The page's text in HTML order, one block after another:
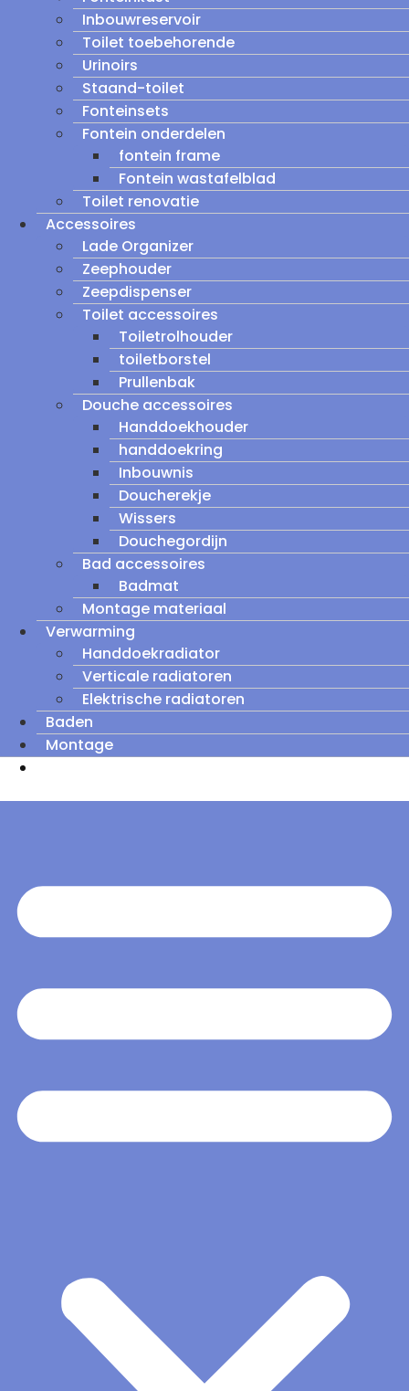
Inbouwreservoir
Toilet toebehorende
Urinoirs
Staand-toilet
Fonteinsets
Fontein onderdelen
fontein frame
Fontein wastafelblad
Toilet renovatie
Accessoires
Lade Organizer
Zeephouder
Zeepdispenser
Toilet accessoires
Toiletrolhouder
toiletborstel
Prullenbak
Douche accessoires
Handdoekhouder
handdoekring
Inbouwnis
Doucherekje
Wissers
Douchegordijn
Bad accessoires
Badmat
Montage materiaal
Verwarming
Handdoekradiator
Verticale radiatoren
Elektrische radiatoren
Baden
Montage